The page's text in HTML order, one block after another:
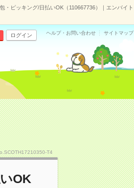
・ピッキング/日払いOK（110667736）｜エンバイト
ログイン ヘルプ・お問い合わせ サイトマップ
T4
OK